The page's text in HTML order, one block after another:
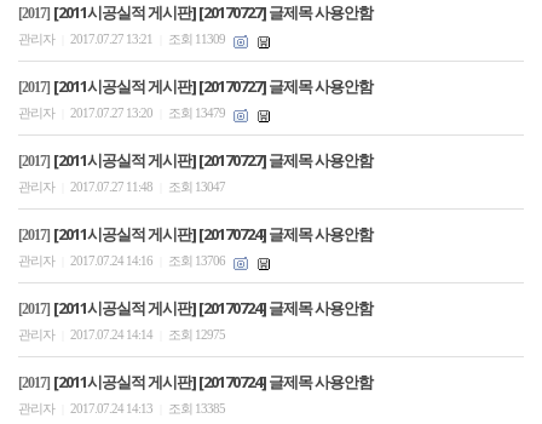
[2017] [2011시공실적 게시판] [20170727] 글제목 사용안함
관리자 2017.07.27 13:21 조회 11309
[2017] [2011시공실적 게시판] [20170727] 글제목 사용안함
관리자 2017.07.27 13:20 조회 13479
[2017] [2011시공실적 게시판] [20170727] 글제목 사용안함
관리자 2017.07.27 11:48 조회 13047
[2017] [2011시공실적 게시판] [20170724] 글제목 사용안함
관리자 2017.07.24 14:16 조회 13706
[2017] [2011시공실적 게시판] [20170724] 글제목 사용안함
관리자 2017.07.24 14:14 조회 12975
[2017] [2011시공실적 게시판] [20170724] 글제목 사용안함
관리자 2017.07.24 14:13 조회 13385